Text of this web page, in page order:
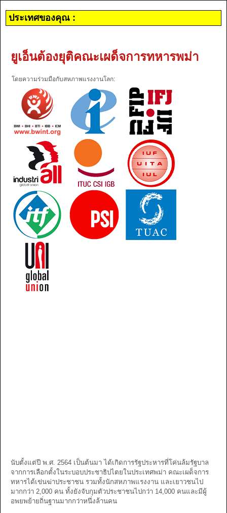
ประเทศของคุณ :
ยูเอ็นต้องยุติคณะเผด็จการทหารพม่า
โดยความร่วมมือกับสหภาพแรงงานโลก:
นับตั้งแต่ปี พ.ศ. 2564 เป็นต้นมา ได้เกิดการรัฐประหารที่โค่นล้มรัฐบาล
จากการเลือกตั้งในระบอบประชาธิปไตยในประเทศพม่า คณะเผด็จการ
ทหารได้เข่นฆ่าประชาชน รวมทั้งนักสหภาพแรงงาน และเยาวชนไป
มากกว่า 2,000 คน ทั้งยังจับกุมตัวประชาชนไปกว่า 14,000 คนและมีผู้
อพยพย้ายถิ่นฐานมากกว่าหนึ่งล้านคน